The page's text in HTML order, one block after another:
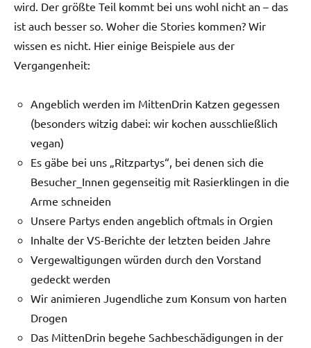
wird. Der größte Teil kommt bei uns wohl nicht an – das
ist auch besser so. Woher die Stories kommen? Wir
wissen es nicht. Hier einige Beispiele aus der
Vergangenheit:
Angeblich werden im MittenDrin Katzen gegessen
(besonders witzig dabei: wir kochen ausschließlich
vegan)
Es gäbe bei uns „Ritzpartys“, bei denen sich die
Besucher_Innen gegenseitig mit Rasierklingen in die
Arme schneiden
Unsere Partys enden angeblich oftmals in Orgien
Inhalte der VS-Berichte der letzten beiden Jahre
Vergewaltigungen würden durch den Vorstand
gedeckt werden
Wir animieren Jugendliche zum Konsum von harten
Drogen
Das MittenDrin begehe Sachbeschädigungen in der